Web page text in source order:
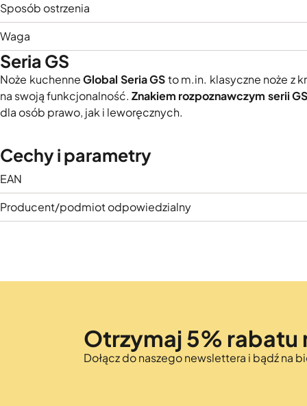
Sposób ostrzenia
Waga
Seria GS
Noże kuchenneGlobal Seria GSto m.in. klasyczne noże z
na swoją funkcjonalność.Znakiem rozpoznawczym serii
dla osób prawo, jak i leworęcznych.
Cechy i parametry
EAN
Producent/podmiot odpowiedzialny
Otrzymaj 5% rabatu
Dołącz do naszego newslettera i bądź na